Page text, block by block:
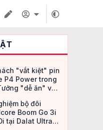
"vắt kiệt" pin
P4 Power trong
"dễ ăn" và
bộ đôi
Boom Go 3i
tại Dalat Ultra